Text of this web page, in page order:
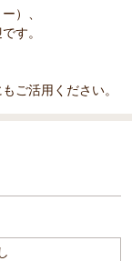
）、
す。
ご活用ください。